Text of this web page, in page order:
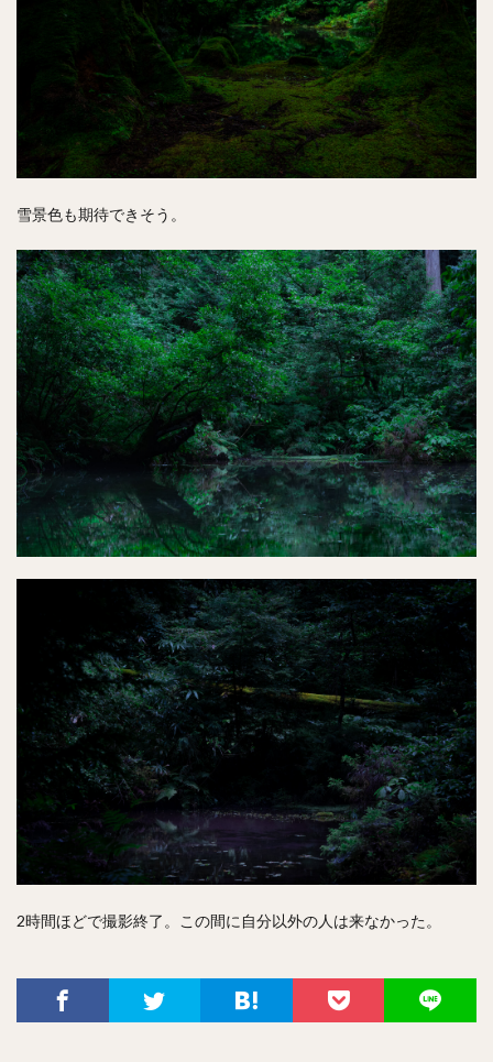
雪景色も期待できそう。
2時間ほどで撮影終了。この間に自分以外の人は来なかった。